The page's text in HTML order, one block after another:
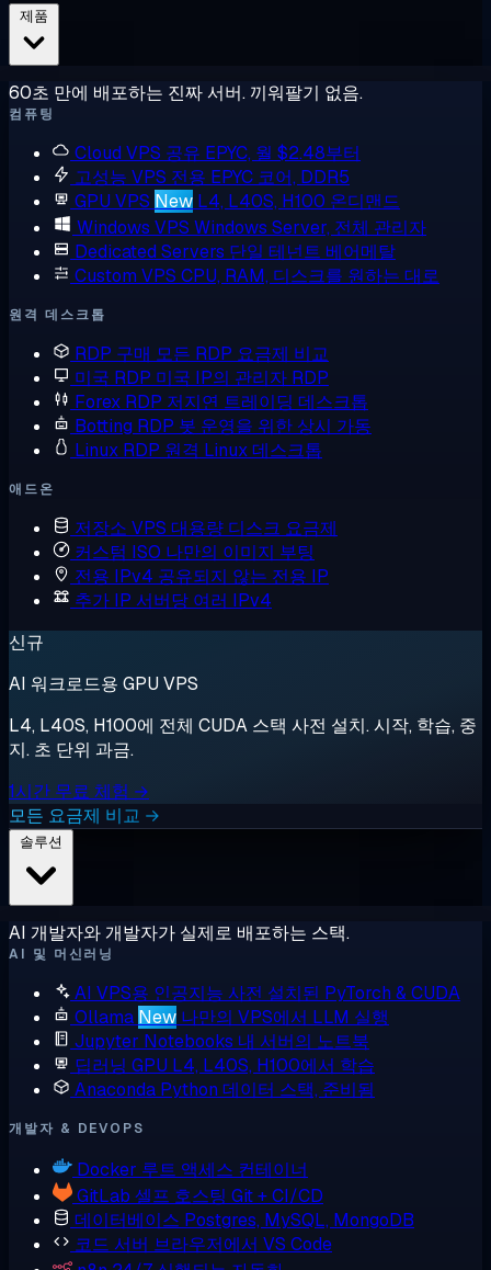
60초 만에 배포하는 진짜 서버. 끼워팔기 없음.
컴퓨팅
Cloud VPS 공유 EPYC, 월 $2.48부터
고성능 VPS 전용 EPYC 코어, DDR5
GPU VPS New L4, L40S, H100 온디맨드
Windows VPS Windows Server, 전체 관리자
Dedicated Servers 단일 테넌트 베어메탈
Custom VPS CPU, RAM, 디스크를 원하는 대로
원격 데스크톱
RDP 구매 모든 RDP 요금제 비교
미국 RDP 미국 IP의 관리자 RDP
Forex RDP 저지연 트레이딩 데스크톱
Botting RDP 봇 운영을 위한 상시 가동
Linux RDP 원격 Linux 데스크톱
애드온
저장소 VPS 대용량 디스크 요금제
커스텀 ISO 나만의 이미지 부팅
전용 IPv4 공유되지 않는 전용 IP
추가 IP 서버당 여러 IPv4
신규
AI 워크로드용 GPU VPS
L4, L40S, H100에 전체 CUDA 스택 사전 설치. 시작, 학습, 중
지. 초 단위 과금.
1시간 무료 체험 →
모든 요금제 비교 →
AI 개발자와 개발자가 실제로 배포하는 스택.
AI 및 머신러닝
AI VPS용 인공지능 사전 설치된 PyTorch & CUDA
Ollama New 나만의 VPS에서 LLM 실행
Jupyter Notebooks 내 서버의 노트북
딥러닝 GPU L4, L40S, H100에서 학습
Anaconda Python 데이터 스택, 준비됨
개발자 & DEVOPS
Docker 루트 액세스 컨테이너
GitLab 셀프 호스팅 Git + CI/CD
데이터베이스 Postgres, MySQL, MongoDB
코드 서버 브라우저에서 VS Code